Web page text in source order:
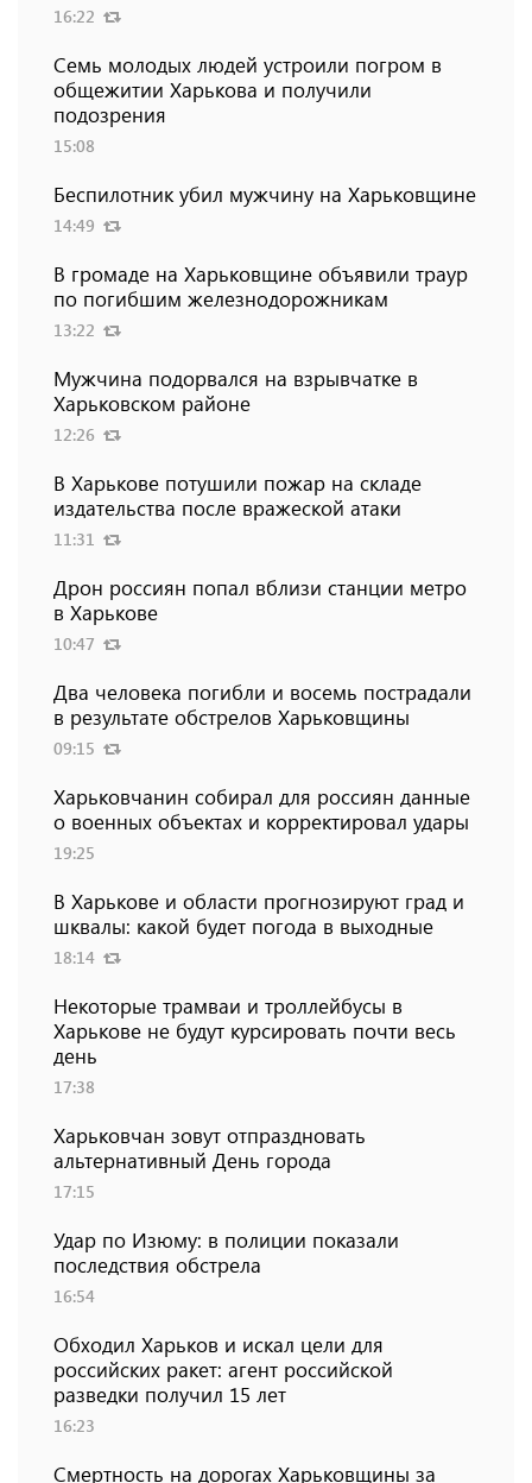
16:22
Семь молодых людей устроили погром в
общежитии Харькова и получили
подозрения
15:08
Беспилотник убил мужчину на Харьковщине
14:49
В громаде на Харьковщине объявили траур
по погибшим железнодорожникам
13:22
Мужчина подорвался на взрывчатке в
Харьковском районе
12:26
В Харькове потушили пожар на складе
издательства после вражеской атаки
11:31
Дрон россиян попал вблизи станции метро
в Харькове
10:47
Два человека погибли и восемь пострадали
в результате обстрелов Харьковщины
09:15
Харьковчанин собирал для россиян данные
о военных объектах и ​​корректировал удары
19:25
В Харькове и области прогнозируют град и
шквалы: какой будет погода в выходные
18:14
Некоторые трамваи и троллейбусы в
Харькове не будут курсировать почти весь
день
17:38
Харьковчан зовут отпраздновать
альтернативный День города
17:15
Удар по Изюму: в полиции показали
последствия обстрела
16:54
Обходил Харьков и искал цели для
российских ракет: агент российской
разведки получил 15 лет
16:23
Смертность на дорогах Харьковщины за